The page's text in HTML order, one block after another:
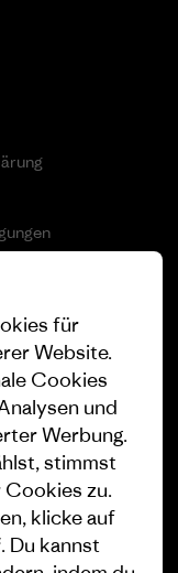
für
Website.
Cookies
und
Werbung.
stimmst
zu.
klicke auf
Du kannst